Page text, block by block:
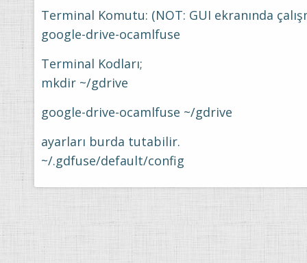
Terminal Komutu: (NOT: GUI ekranında
google-drive-ocamlfuse
Terminal Kodları;
mkdir ~/gdrive
google-drive-ocamlfuse ~/gdrive
ayarları burda tutabilir.
~/.gdfuse/default/config